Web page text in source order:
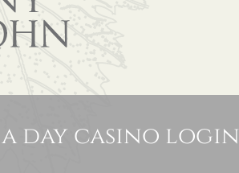
day casino login